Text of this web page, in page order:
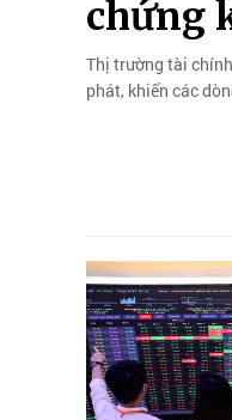
chứng
Thị trường tài
phát, khiến các